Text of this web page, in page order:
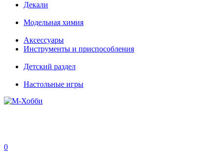
Декали
Модельная химия
Аксессуары
Инструменты и приспособления
Детский раздел
Настольные игры
0